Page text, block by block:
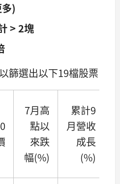
)
> 2塊
篩選出以下19檔股票
7月高
點以
來跌
幅(%)
累計9
月營收
成長
(%)